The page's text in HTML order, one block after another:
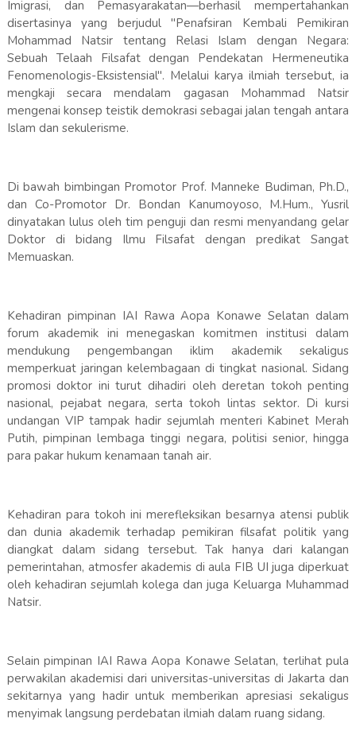
Imigrasi, dan Pemasyarakatan—berhasil mempertahankan
disertasinya yang berjudul "Penafsiran Kembali Pemikiran
Mohammad Natsir tentang Relasi Islam dengan Negara:
Sebuah Telaah Filsafat dengan Pendekatan Hermeneutika
Fenomenologis-Eksistensial". Melalui karya ilmiah tersebut, ia
mengkaji secara mendalam gagasan Mohammad Natsir
mengenai konsep teistik demokrasi sebagai jalan tengah antara
Islam dan sekulerisme.
Di bawah bimbingan Promotor Prof. Manneke Budiman, Ph.D.,
dan Co-Promotor Dr. Bondan Kanumoyoso, M.Hum., Yusril
dinyatakan lulus oleh tim penguji dan resmi menyandang gelar
Doktor di bidang Ilmu Filsafat dengan predikat Sangat
Memuaskan.
Kehadiran pimpinan IAI Rawa Aopa Konawe Selatan dalam
forum akademik ini menegaskan komitmen institusi dalam
mendukung pengembangan iklim akademik sekaligus
memperkuat jaringan kelembagaan di tingkat nasional. Sidang
promosi doktor ini turut dihadiri oleh deretan tokoh penting
nasional, pejabat negara, serta tokoh lintas sektor. Di kursi
undangan VIP tampak hadir sejumlah menteri Kabinet Merah
Putih, pimpinan lembaga tinggi negara, politisi senior, hingga
para pakar hukum kenamaan tanah air.
Kehadiran para tokoh ini merefleksikan besarnya atensi publik
dan dunia akademik terhadap pemikiran filsafat politik yang
diangkat dalam sidang tersebut. Tak hanya dari kalangan
pemerintahan, atmosfer akademis di aula FIB UI juga diperkuat
oleh kehadiran sejumlah kolega dan juga Keluarga Muhammad
Natsir.
Selain pimpinan IAI Rawa Aopa Konawe Selatan, terlihat pula
perwakilan akademisi dari universitas-universitas di Jakarta dan
sekitarnya yang hadir untuk memberikan apresiasi sekaligus
menyimak langsung perdebatan ilmiah dalam ruang sidang.